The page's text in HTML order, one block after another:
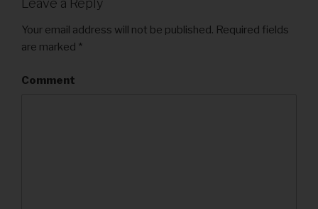
Leave a Reply
Your email address will not be published. Required fields
are marked *
Comment